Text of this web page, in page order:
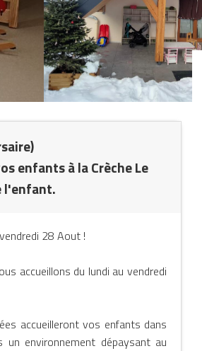
enfants à la Crèche Le
l'enfant.
28 Aout !
accueillons du lundi au vendredi
accueilleront vos enfants dans
un environnement dépaysant au